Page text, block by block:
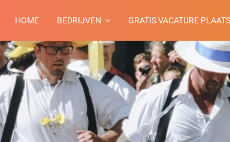
HOME BEDRIJVEN GRATIS VACATURE